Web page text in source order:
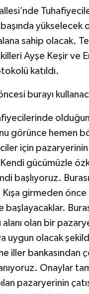
sahip olacak.
Ayşe Keşir ve
katıldı.
burayı
görünce hemen
için
gücümüzle
başlıyoruz.
girmeden önce
olan bir
uygun olacak
iller bankasından
Onaylar
pazaryerinin